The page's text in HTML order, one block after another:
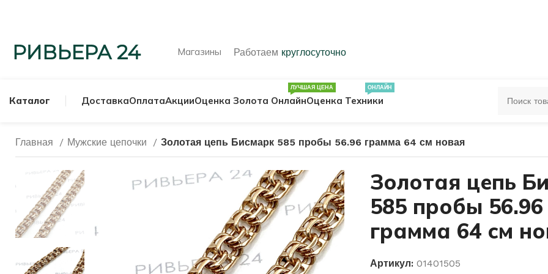
Магазины Работаем круглосуточно
Каталог
МУЖСКИЕ КОЛЬЦА ПЕЧАТКИ КОЛЬЦА 583 ПРОБЫ
СЕРЕБРЯНЫЕ КОЛЬЦА
ДоставкаОплатаАкцииОценка Золота Онлайн
ЛУЧШАЯ ЦЕНА
Оценка Техники
ОНЛАЙН
Главная Мужские цепочки Золотая цепь Бисмарк 585 пробы 56.96 грамма 64 см новая
Золотая цепь
585 пробы 56.96
грамма 64 см
Артикул: 01401505